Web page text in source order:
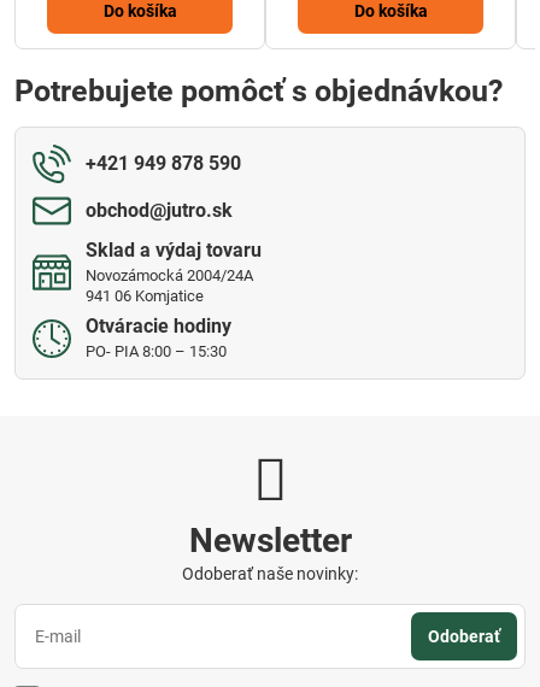
Do košíka Do košíka
Potrebujete pomôcť s objednávkou?
+421 949 878 590
obchod​@jutro​.sk
Sklad a výdaj tovaru
Novozámocká 2004/24A
941 06 Komjatice
Otváracie hodiny
PO- PIA 8:00 – 15:30
Newsletter
Odoberať naše novinky:
Odoberať